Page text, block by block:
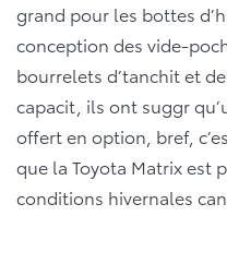
grand pour les bottes
conception des vide-
bourrelets d’tanchit et
capacit, ils ont suggr
offert en option, bref,
que la Toyota Matrix est
conditions hivernales